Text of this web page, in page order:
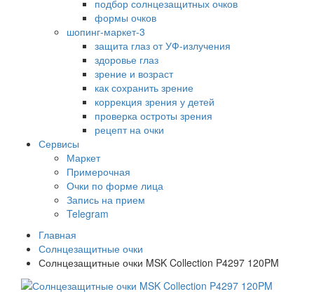
подбор солнцезащитных очков
формы очков
шопинг-маркет-3
защита глаз от УФ-излучения
здоровье глаз
зрение и возраст
как сохранить зрение
коррекция зрения у детей
проверка остроты зрения
рецепт на очки
Сервисы
Маркет
Примерочная
Очки по форме лица
Запись на прием
Telegram
Главная
Солнцезащитные очки
Солнцезащитные очки MSK Collection P4297 120PM